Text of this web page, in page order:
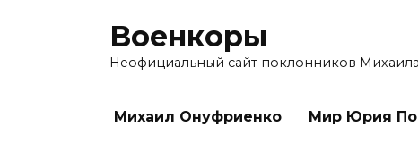
Военкоры
Неофициальный сайт поклонников
Михаил Онуфриенко Мир Юрия